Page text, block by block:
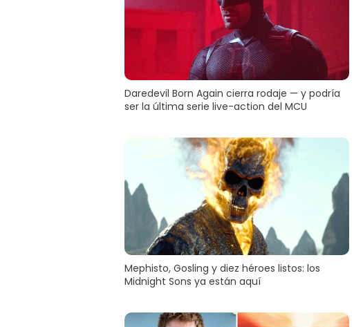
Daredevil Born Again cierra rodaje — y podría
ser la última serie live-action del MCU
Mephisto, Gosling y diez héroes listos: los
Midnight Sons ya están aquí